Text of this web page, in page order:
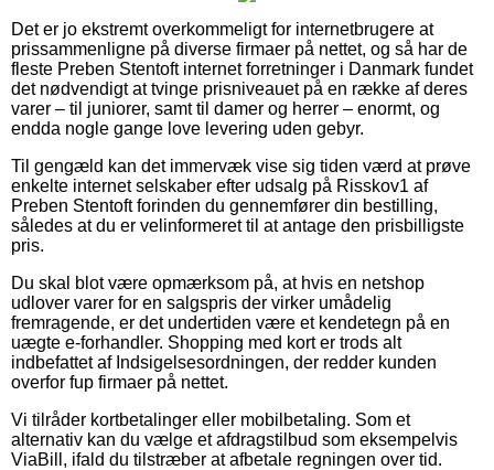
Det er jo ekstremt overkommeligt for internetbrugere at
prissammenligne på diverse firmaer på nettet, og så har de
fleste Preben Stentoft internet forretninger i Danmark fundet
det nødvendigt at tvinge prisniveauet på en række af deres
varer – til juniorer, samt til damer og herrer – enormt, og
endda nogle gange love levering uden gebyr.
Til gengæld kan det immervæk vise sig tiden værd at prøve
enkelte internet selskaber efter udsalg på Risskov1 af
Preben Stentoft forinden du gennemfører din bestilling,
således at du er velinformeret til at antage den prisbilligste
pris.
Du skal blot være opmærksom på, at hvis en netshop
udlover varer for en salgspris der virker umådelig
fremragende, er det undertiden være et kendetegn på en
uægte e-forhandler. Shopping med kort er trods alt
indbefattet af Indsigelsesordningen, der redder kunden
overfor fup firmaer på nettet.
Vi tilråder kortbetalinger eller mobilbetaling. Som et
alternativ kan du vælge et afdragstilbud som eksempelvis
ViaBill, ifald du tilstræber at afbetale regningen over tid.